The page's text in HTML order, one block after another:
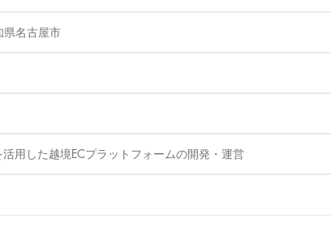
県名古屋市
活用した越境ECプラットフォームの開発・運営